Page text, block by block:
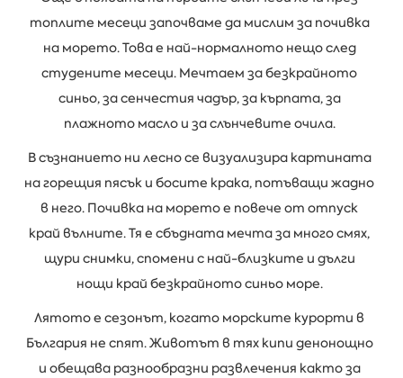
топлите месеци започваме да мислим за почивка
на морето. Това е най-нормалното нещо след
студените месеци. Мечтаем за безкрайното
синьо, за сенчестия чадър, за кърпата, за
плажното масло и за слънчевите очила.
В съзнанието ни лесно се визуализира картината
на горещия пясък и босите крака, потъващи жадно
в него. Почивка на морето е повече от отпуск
край вълните. Тя е сбъдната мечта за много смях,
щури снимки, спомени с най-близките и дълги
нощи край безкрайното синьо море.
Лятото е сезонът, когато морските курорти в
България не спят. Животът в тях кипи денонощно
и обещава разнообразни развлечения както за